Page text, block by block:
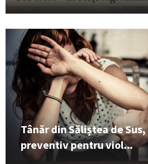
Tânăr din Săliștea de
preventiv pentru viol...